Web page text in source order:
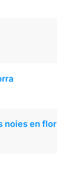
noies en flor